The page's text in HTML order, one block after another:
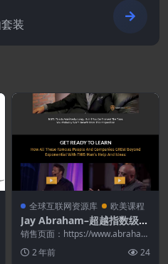
装
全球互联网资源库 欧美课程
Jay Abraham–超越指数级商
业遗愿清单[$5,000.00]
销售页面：https://www.abraha
m.com/beyond-expo...
2 年前 24